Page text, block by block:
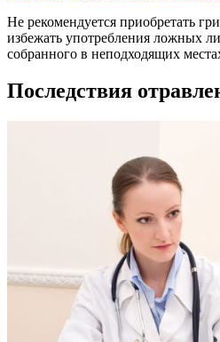
Не рекомендуется приобретать
избежать употребления ложных
собранного в неподходящих
Последствия